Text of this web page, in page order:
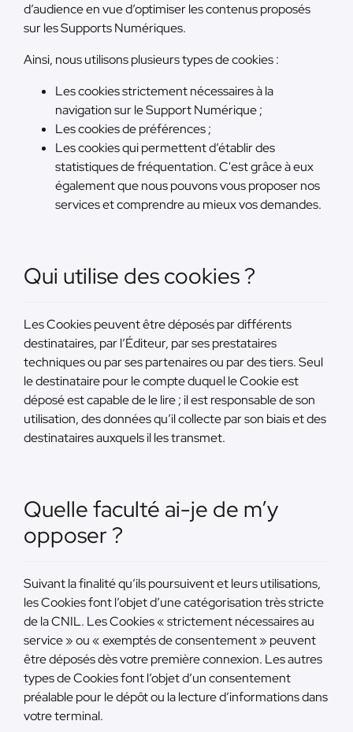
d’audience en vue d’optimiser les contenus proposés
sur les Supports Numériques.
Ainsi, nous utilisons plusieurs types de cookies :
Les cookies strictement nécessaires à la
navigation sur le Support Numérique ;
Les cookies de préférences ;
Les cookies qui permettent d’établir des
statistiques de fréquentation. C'est grâce à eux
également que nous pouvons vous proposer nos
services et comprendre au mieux vos demandes.
Qui utilise des cookies ?
Les Cookies peuvent être déposés par différents
destinataires, par l’Éditeur, par ses prestataires
techniques ou par ses partenaires ou par des tiers. Seul
le destinataire pour le compte duquel le Cookie est
déposé est capable de le lire ; il est responsable de son
utilisation, des données qu’il collecte par son biais et des
destinataires auxquels il les transmet.
Quelle faculté ai-je de m’y
opposer ?
Suivant la finalité qu’ils poursuivent et leurs utilisations,
les Cookies font l’objet d’une catégorisation très stricte
de la CNIL. Les Cookies « strictement nécessaires au
service » ou « exemptés de consentement » peuvent
être déposés dès votre première connexion. Les autres
types de Cookies font l’objet d’un consentement
préalable pour le dépôt ou la lecture d’informations dans
votre terminal.